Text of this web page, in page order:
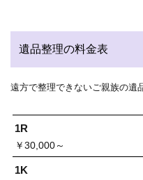
遺品整理の料金表
遠方で整理できないご親族の遺
1R
￥30,000～
1K